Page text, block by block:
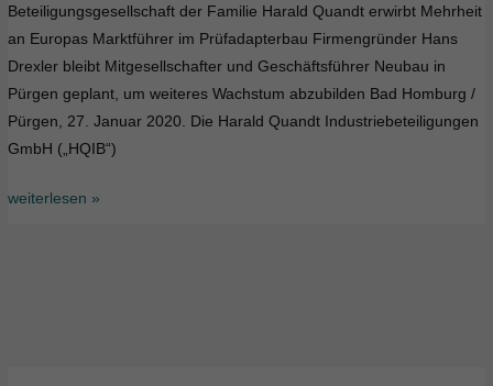
Beteiligungsgesellschaft der Familie Harald Quandt erwirbt Mehrheit
an Europas Marktführer im Prüfadapterbau Firmengründer Hans
Drexler bleibt Mitgesellschafter und Geschäftsführer Neubau in
Pürgen geplant, um weiteres Wachstum abzubilden Bad Homburg /
Pürgen, 27. Januar 2020. Die Harald Quandt Industriebeteiligungen
GmbH („HQIB“)
weiterlesen »